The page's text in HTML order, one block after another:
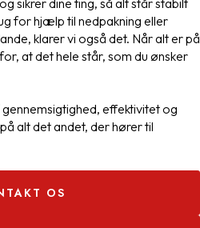
for hjælp til nedpakning eller
klarer vi også det. Når alt er på
at det hele står, som du ønsker
effektivitet og
alt det andet, der hører til
OS